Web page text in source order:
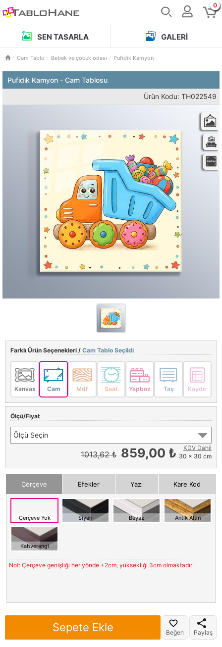
0
SEN TASARLA GALERI
Cam Tablo Bebek ve çocuk odası Pufidik Kamyon
Pufidik Kamyon - Cam Tablosu
Ürün Kodu: TH022549
Farklı Ürün Seçenekleri / Cam Tablo Seçildi
Kanvas Cam Mdf Saat Yapboz Taş Kaydır
Ölçü/Fiyat
Ölçü Seçin
1013,62 ₺ 859,00 ₺
KDV Dahil
30 x 30 cm
Çerçeve Efekler Yazı Kare Kod
Çerçeve Yok Siyah Beyaz Antik Altın
Kahverengi
Not: Çerçeve genişliği her yönde +2cm, yüksekliği 3cm olmaktadır
Sepete Ekle Beğen Paylaş